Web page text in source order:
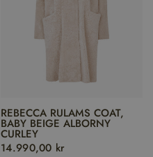
REBECCA RULAMS COAT,
BABY BEIGE ALBORNY
CURLEY
14.990,00 kr